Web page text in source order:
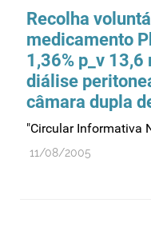
Supervisão do
Taxas
Tecnologias da
Utilização
Vigilância de
Recolha
medicamento
1,36% p_v
diálise
câmara dupla
"Circular Informativa
11/08/2005